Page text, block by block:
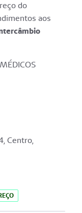
do
aos
Centro,